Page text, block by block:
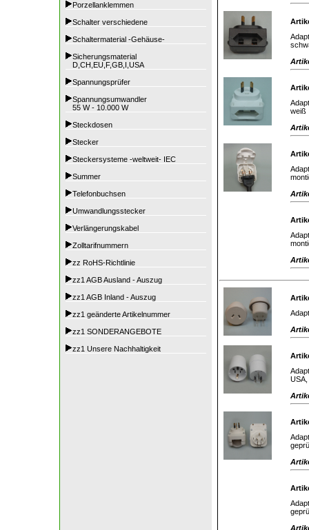
Porzellanklemmen
Schalter verschiedene
Schaltermaterial -Gehäuse-
Sicherungsmaterial
D,CH,EU,F,GB,I,USA
Spannungsprüfer
Spannungsumwandler
55 W - 10.000 W
Steckdosen
Stecker
Steckersysteme -weltweit- IEC
Summer
Telefonbuchsen
Umwandlungsstecker
Verlängerungskabel
Zolltarifnummern
zz RoHS-Richtlinie
zz1 AGB Ausland - Auszug
zz1 AGB Inland - Auszug
zz1 geänderte Artikelnummer
zz1 SONDERANGEBOTE
zz1 Unsere Nachhaltigkeit
weiß